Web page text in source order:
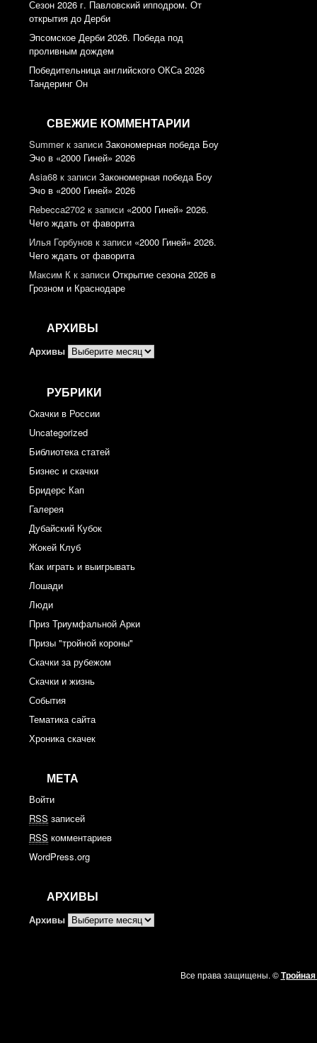
Сезон 2026 г. Павловский ипподром. От
открытия до Дерби
Эпсомское Дерби 2026. Победа под
проливным дождем
Победительница английского ОКСа 2026
Тандеринг Он
СВЕЖИЕ КОММЕНТАРИИ
Summerк записи Закономерная победа Боу
Эчо в «2000 Гиней» 2026
Asia68 к записи Закономерная победа Боу
Эчо в «2000 Гиней» 2026
Rebecca2702 к записи «2000 Гиней» 2026.
Чего ждать от фаворита
Илья Горбунов к записи «2000 Гиней» 2026.
Чего ждать от фаворита
Максим К к записи Открытие сезона 2026 в
Грозном и Краснодаре
АРХИВЫ
Архивы
РУБРИКИ
Cкачки в России
Uncategorized
Библиотека статей
Бизнес и скачки
Бридерс Кап
Галерея
Дубайский Кубок
Жокей Клуб
Как играть и выигрывать
Лошади
Люди
Приз Триумфальной Арки
Призы "тройной короны"
Скачки за рубежом
Скачки и жизнь
События
Тематика сайта
Хроника скачек
МЕТА
Войти
RSS записей
RSS комментариев
WordPress.org
АРХИВЫ
Архивы
Все права защищены. ©